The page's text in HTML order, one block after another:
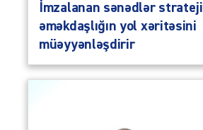
İmzalanan sənədlər strateji
əməkdaşlığın yol xəritəsini
müəyyənləşdirir